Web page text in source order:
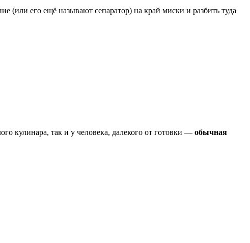
(или его ещё называют сепаратор) на край миски и разбить туда
кулинара, так и у человека, далекого от готовки — обычная